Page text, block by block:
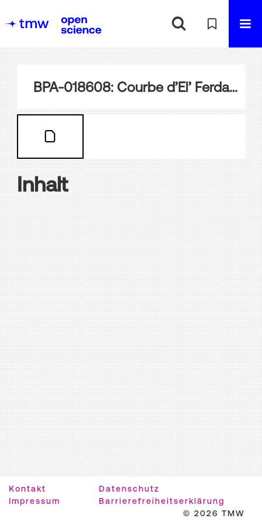
BPA-018608: Courbe d’El’ Ferdam
Inhalt
Kontakt
Datenschutz
Impressum
Barrierefreiheitserklärung
© 2026 TMW